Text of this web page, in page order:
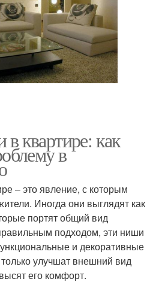
квартире: как
в
– это явление, с которым
Иногда они выглядят как
портят общий вид
подходом, эти ниши
и декоративные
улучшат внешний вид
его комфорт.